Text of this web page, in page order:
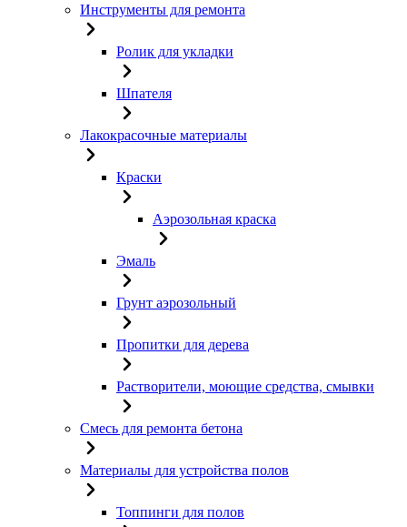
Инструменты для ремонта
Ролик для укладки
Шпателя
Лакокрасочные материалы
Краски
Аэрозольная краска
Эмаль
Грунт аэрозольный
Пропитки для дерева
Растворители, моющие средства, смывки
Смесь для ремонта бетона
Материалы для устройства полов
Топпинги для полов